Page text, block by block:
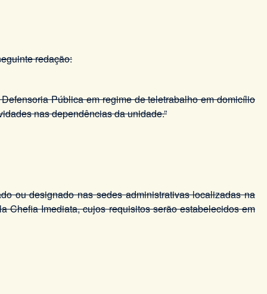
redação:
Pública em regime de teletrabalho em domicílio
nas dependências da unidade.”
ou designado nas sedes administrativas localizadas na
Imediata, cujos requisitos serão estabelecidos em